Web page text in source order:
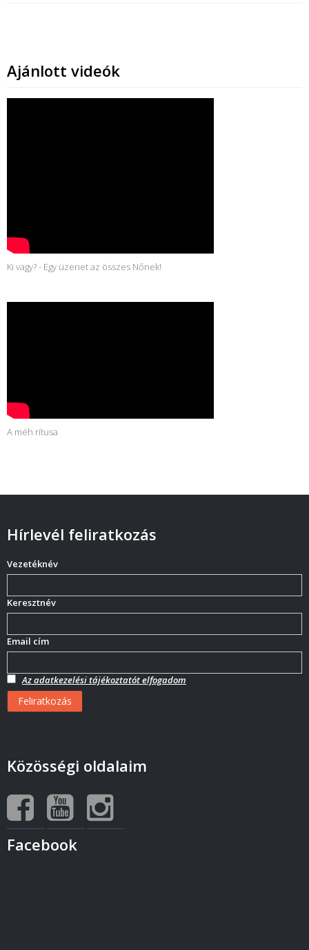
Ajánlott videók
Ki vagy? - Egy üzenet az összes Nőnek!
A méh rítusa
Hírlevél feliratkozás
Vezetéknév
Keresztnév
Email cím
Az adatkezelési tájékoztatót elfogadom
Közösségi oldalaim
Facebook